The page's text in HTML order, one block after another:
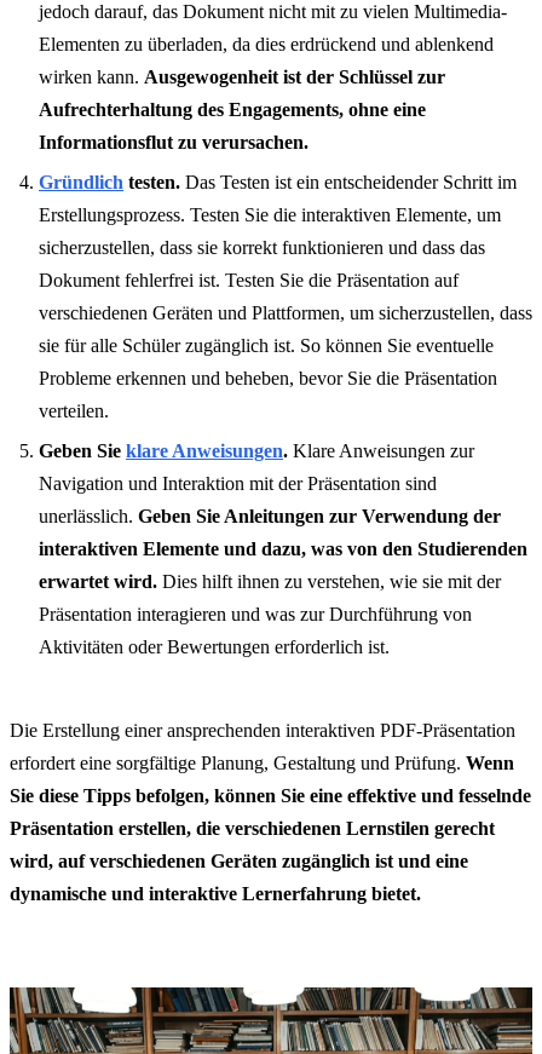
jedoch darauf, das Dokument nicht mit zu vielen Multimedia-
Elementen zu überladen, da dies erdrückend und ablenkend
wirken kann. Ausgewogenheit ist der Schlüssel zur
Aufrechterhaltung des Engagements, ohne eine
Informationsflut zu verursachen.
Gründlich testen. Das Testen ist ein entscheidender Schritt im
Erstellungsprozess. Testen Sie die interaktiven Elemente, um
sicherzustellen, dass sie korrekt funktionieren und dass das
Dokument fehlerfrei ist. Testen Sie die Präsentation auf
verschiedenen Geräten und Plattformen, um sicherzustellen, dass
sie für alle Schüler zugänglich ist. So können Sie eventuelle
Probleme erkennen und beheben, bevor Sie die Präsentation
verteilen.
Geben Sie klare Anweisungen. Klare Anweisungen zur
Navigation und Interaktion mit der Präsentation sind
unerlässlich. Geben Sie Anleitungen zur Verwendung der
interaktiven Elemente und dazu, was von den Studierenden
erwartet wird. Dies hilft ihnen zu verstehen, wie sie mit der
Präsentation interagieren und was zur Durchführung von
Aktivitäten oder Bewertungen erforderlich ist.
Die Erstellung einer ansprechenden interaktiven PDF-Präsentation
erfordert eine sorgfältige Planung, Gestaltung und Prüfung. Wenn
Sie diese Tipps befolgen, können Sie eine effektive und fesselnde
Präsentation erstellen, die verschiedenen Lernstilen gerecht
wird, auf verschiedenen Geräten zugänglich ist und eine
dynamische und interaktive Lernerfahrung bietet.